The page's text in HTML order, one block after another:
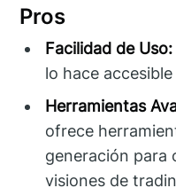
Pros
Facilidad de Uso:
lo hace
Herramientas
ofrece
generación para
visiones de